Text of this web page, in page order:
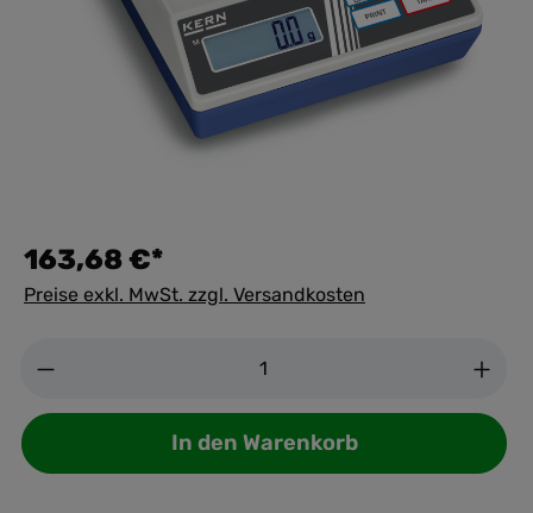
163,68 €*
Preise exkl. MwSt. zzgl. Versandkosten
In den Warenkorb